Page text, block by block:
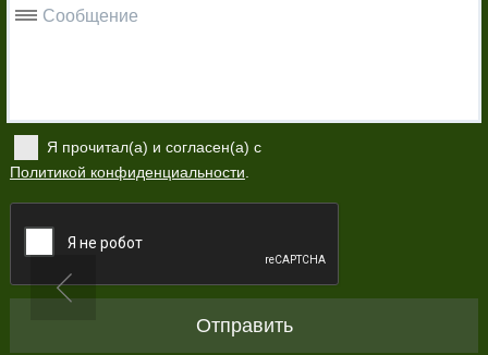
Сообщение
Я прочитал(а) и согласен(а) с
Политикой конфиденциальности.
Отправить